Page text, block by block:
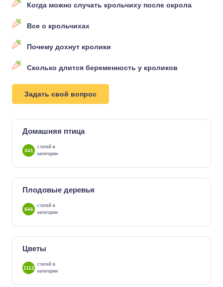
Когда можно случать крольчиху после окрола
Все о крольчихах
Почему дохнут кролики
Сколько длится беременность у кроликов
Задать свой вопрос
Домашняя птица
341
статей в
категории
Плодовые деревья
666
статей в
категории
Цветы
1112
статей в
категории